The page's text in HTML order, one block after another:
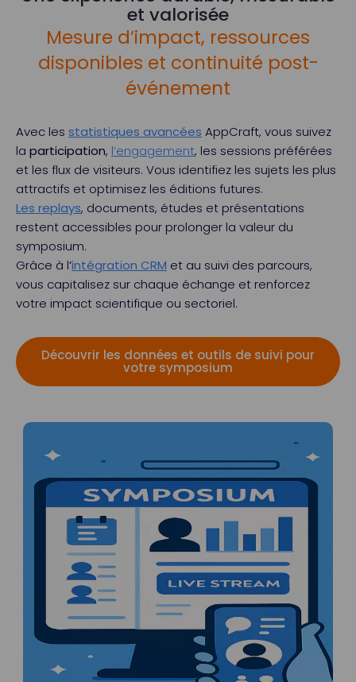
et valorisée
Mesure d’impact, ressources
disponibles et continuité post-
événement
Avec les statistiques avancées AppCraft, vous suivez
la participation, l’engagement, les sessions préférées
et les flux de visiteurs. Vous identifiez les sujets les plus
attractifs et optimisez les éditions futures.
Les replays, documents, études et présentations
restent accessibles pour prolonger la valeur du
symposium.
Grâce à l’intégration CRM et au suivi des parcours,
vous capitalisez sur chaque échange et renforcez
votre impact scientifique ou sectoriel.
Découvrir les données et outils de suivi pour
votre symposium